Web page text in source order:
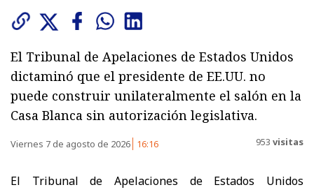
El Tribunal de Apelaciones de Estados Unidos
dictaminó que el presidente de EE.UU. no
puede construir unilateralmente el salón en la
Casa Blanca sin autorización legislativa.
Viernes 7 de agosto de 2026 16:16 953 visitas
El Tribunal de Apelaciones de Estados Unidos